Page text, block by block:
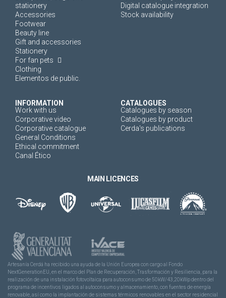
stationery
Accessories
Footwear
Beauty line
Gift and accessories
Stationery
For fan pets
Clothing
Elementos de public.
Digital catalogue integration
Stock availability
INFORMATION
Work with us
Corporative video
Corporative catalogue
General Conditions
Ethical commitment
Canal Ético
CATALOGUES
Catalogues by season
Catalogues by product
Cerda's publications
MAIN LICENCES
Artesanía Cerdá ha recibido una ayuda de la Unión Europea con cargo al Fondo
NextGenerationEU, en el marco del Plan de Recuperación, Trasformación y Resiliencia, para la
realización de una instalación fotovoltaica para autoconsumo de 50kW/43,20kWp dentro del
programa de incentivos ligados al autoconsumo y almacenamiento, con fuentes de energía
renovable, así como la implantación de sistemas térmicos renovables en el sector residencial